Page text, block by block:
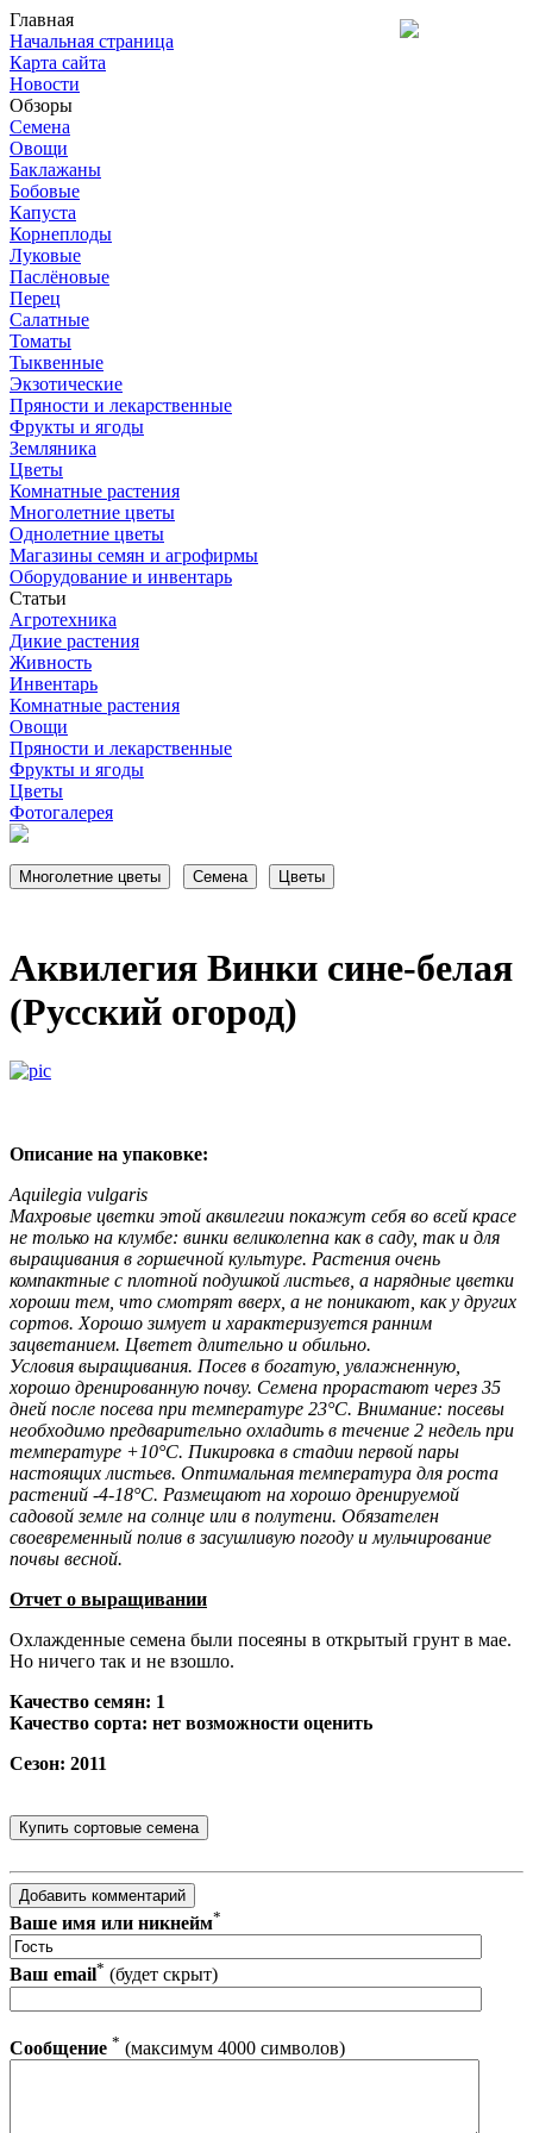
Главная
Начальная страница
Карта сайта
Новости
Обзоры
Семена
Овощи
Баклажаны
Бобовые
Капуста
Корнеплоды
Луковые
Паслёновые
Перец
Салатные
Томаты
Тыквенные
Экзотические
Пряности и лекарственные
Фрукты и ягоды
Земляника
Цветы
Комнатные растения
Многолетние цветы
Однолетние цветы
Магазины семян и агрофирмы
Оборудование и инвентарь
Статьи
Агротехника
Дикие растения
Живность
Инвентарь
Комнатные растения
Овощи
Пряности и лекарственные
Фрукты и ягоды
Цветы
Фотогалерея
Аквилегия Винки сине-белая
(Русский огород)
Описание на упаковке:
Aquilegia vulgaris
Махровые цветки этой аквилегии покажут себя во всей красе
не только на клумбе: винки великолепна как в саду, так и для
выращивания в горшечной культуре. Растения очень
компактные с плотной подушкой листьев, а нарядные цветки
хороши тем, что смотрят вверх, а не поникают, как у других
сортов. Хорошо зимует и характеризуется ранним
зацветанием. Цветет длительно и обильно.
Условия выращивания. Посев в богатую, увлажненную,
хорошо дренированную почву. Семена прорастают через 35
дней после посева при температуре 23°С. Внимание: посевы
необходимо предварительно охладить в течение 2 недель при
температуре +10°С. Пикировка в стадии первой пары
настоящих листьев. Оптимальная температура для роста
растений -4-18°С. Размещают на хорошо дренируемой
садовой земле на солнце или в полутени. Обязателен
своевременный полив в засушливую погоду и мульчирование
почвы весной.
Отчет о выращивании
Охлажденные семена были посеяны в открытый грунт в мае.
Но ничего так и не взошло.
Качество семян: 1
Качество сорта: нет возможности оценить
Сезон: 2011
Ваше имя или никнейм*
Ваш email* (будет скрыт)
Сообщение * (максимум 4000 символов)